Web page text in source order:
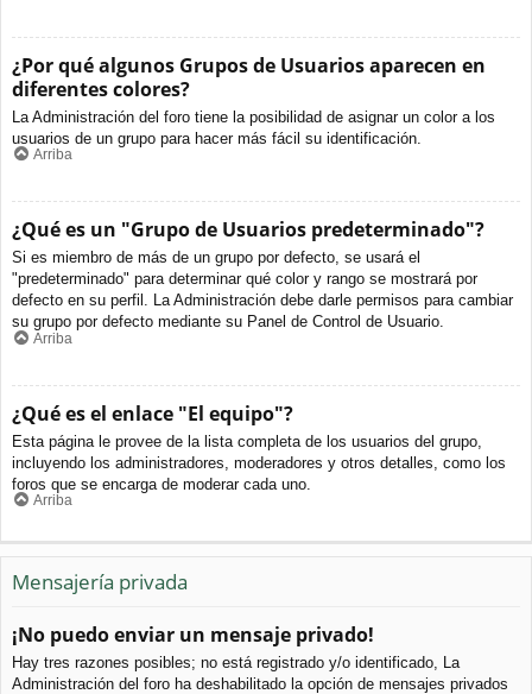
¿Por qué algunos Grupos de Usuarios aparecen en
diferentes colores?
La Administración del foro tiene la posibilidad de asignar un color a los
usuarios de un grupo para hacer más fácil su identificación.
Arriba
¿Qué es un "Grupo de Usuarios predeterminado"?
Si es miembro de más de un grupo por defecto, se usará el
"predeterminado" para determinar qué color y rango se mostrará por
defecto en su perfil. La Administración debe darle permisos para cambiar
su grupo por defecto mediante su Panel de Control de Usuario.
Arriba
¿Qué es el enlace "El equipo"?
Esta página le provee de la lista completa de los usuarios del grupo,
incluyendo los administradores, moderadores y otros detalles, como los
foros que se encarga de moderar cada uno.
Arriba
Mensajería privada
¡No puedo enviar un mensaje privado!
Hay tres razones posibles; no está registrado y/o identificado, La
Administración del foro ha deshabilitado la opción de mensajes privados